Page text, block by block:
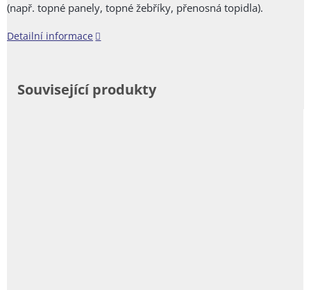
(např. topné panely, topné žebříky, přenosná topidla).
Detailní informace
Související produkty